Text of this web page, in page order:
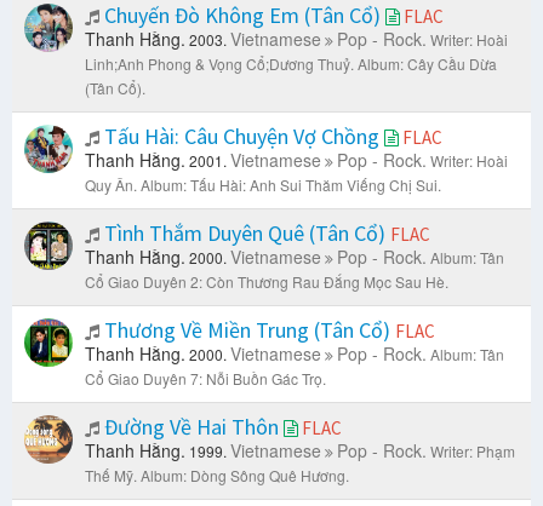
Chuyến Đò Không Em (Tân Cổ) FLAC
Thanh Hằng. 2003. Vietnamese Pop - Rock. Writer: Hoài
Linh;Anh Phong & Vọng Cổ;Dương Thuỷ. Album: Cây Cầu Dừa
(Tân Cổ).
Tấu Hài: Câu Chuyện Vợ Chồng FLAC
Thanh Hằng. 2001. Vietnamese Pop - Rock. Writer: Hoài
Quy Ân. Album: Tấu Hài: Anh Sui Thăm Viếng Chị Sui.
Tình Thắm Duyên Quê (Tân Cổ) FLAC
Thanh Hằng. 2000. Vietnamese Pop - Rock. Album: Tân
Cổ Giao Duyên 2: Còn Thương Rau Đắng Mọc Sau Hè.
Thương Về Miền Trung (Tân Cổ) FLAC
Thanh Hằng. 2000. Vietnamese Pop - Rock. Album: Tân
Cổ Giao Duyên 7: Nỗi Buồn Gác Trọ.
Đường Về Hai Thôn FLAC
Thanh Hằng. 1999. Vietnamese Pop - Rock. Writer: Phạm
Thế Mỹ. Album: Dòng Sông Quê Hương.